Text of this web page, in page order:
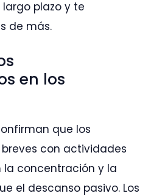
plazo y te
de más.
en los
que los
con actividades
la concentración y la
el descanso pasivo. Los